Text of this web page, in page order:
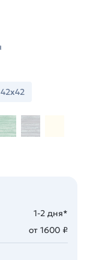
42х42
1-2 дня*
от 1600 ₽